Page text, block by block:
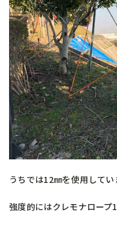
うちでは12㎜を使用してい
強度的にはクレモナロープ